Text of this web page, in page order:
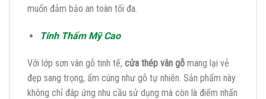
muốn đảm bảo an toàn tối đa.
Tính Thẩm Mỹ Cao
Với lớp sơn vân gỗ tinh tế, cửa thép vân gỗ mang lại vẻ
đẹp sang trọng, ấm cúng như gỗ tự nhiên. Sản phẩm này
không chỉ đáp ứng nhu cầu sử dụng mà còn là điểm nhấn